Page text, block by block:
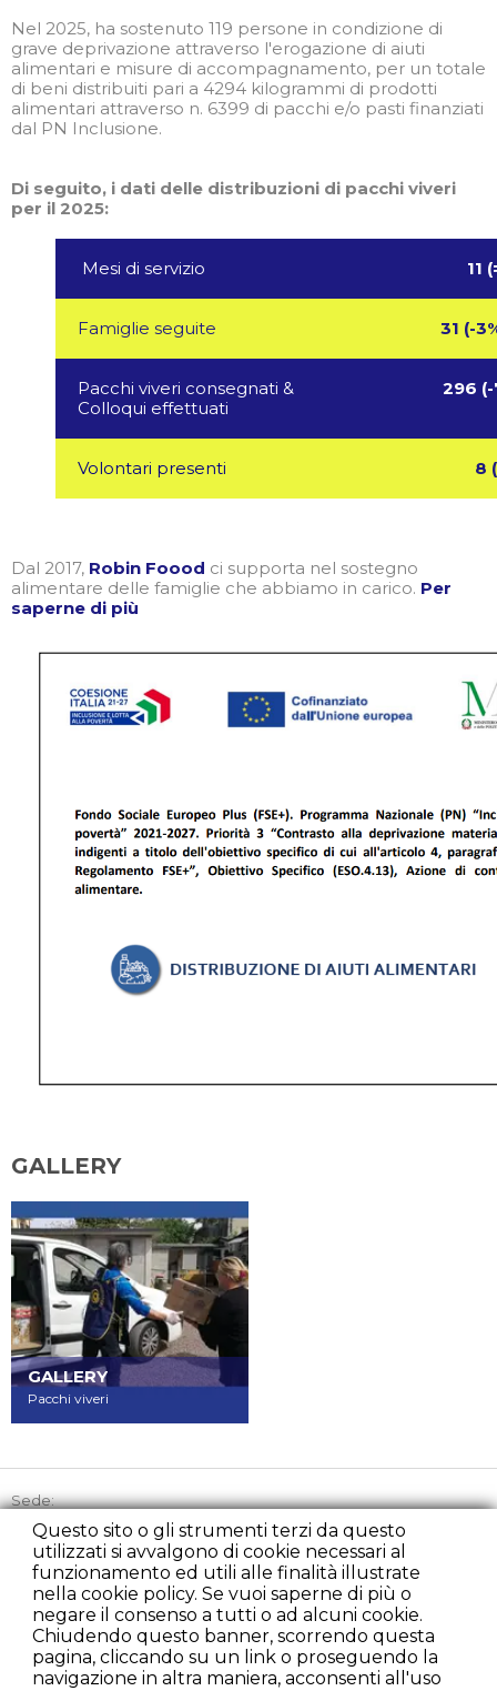
Questo sito o gli strumenti terzi da questo
utilizzati si avvalgono di cookie necessari al
funzionamento ed utili alle finalità illustrate
nella cookie policy. Se vuoi saperne di più o
negare il consenso a tutti o ad alcuni cookie.
Chiudendo questo banner, scorrendo questa
pagina, cliccando su un link o proseguendo la
navigazione in altra maniera, acconsenti all'uso
Nel 2025, ha sostenuto 119 persone in condizione di
grave deprivazione attraverso l'erogazione di aiuti
alimentari e misure di accompagnamento, per un totale
di beni distribuiti pari a 4294 kilogrammi di prodotti
alimentari attraverso n. 6399 di pacchi e/o pasti finanziati
dal PN Inclusione.
Di seguito, i dati delle distribuzioni di pacchi viveri
per il 2025:
Mesi di servizio
Famiglie seguite 31 (-
Pacchi viveri consegnati &
Colloqui effettuati
296
Volontari presenti 8
Dal 2017, Robin Foood ci supporta nel sostegno
alimentare delle famiglie che abbiamo in carico. Per
saperne di più
GALLERY
GALLERY
Pacchi viveri
Sede:
Via Picozzi 21, 20131 Milano
Tel:+39 02 45863842
Cell:+39 348 2235107
Fax:+39 02 22225279
presidenza@rondacaritamilano.com
diurno@rondacaritamilano.com
comunicazione@rondacaritamilano.com